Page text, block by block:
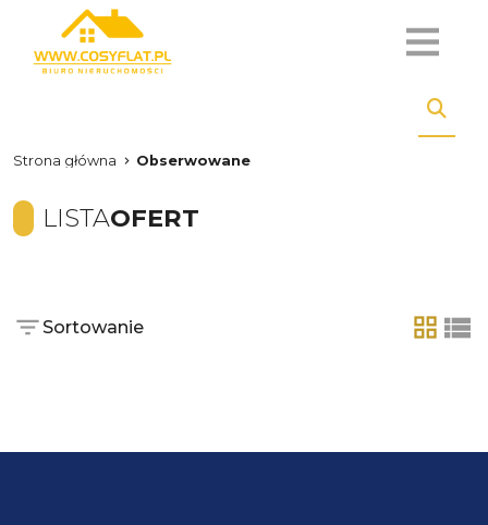
Strona główna Obserwowane
LISTAOFERT
Sortowanie
tabela